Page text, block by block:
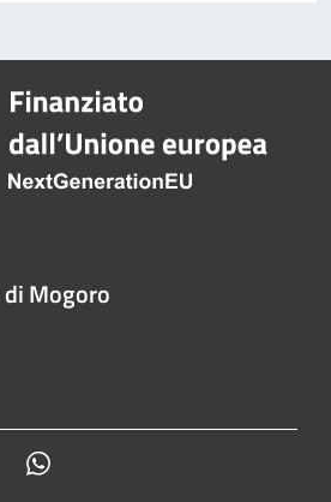
Mogoro
Telegram